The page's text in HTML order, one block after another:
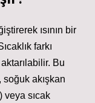
ısının bir
farkı
Bu
akışkan
veya sıcak